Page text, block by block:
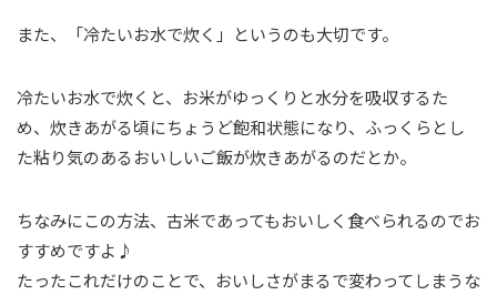
また、「冷たいお水で炊く」というのも大切です。
冷たいお水で炊くと、お米がゆっくりと水分を吸収するた
め、炊きあがる頃にちょうど飽和状態になり、ふっくらとし
た粘り気のあるおいしいご飯が炊きあがるのだとか。
ちなみにこの方法、古米であってもおいしく食べられるのでお
すすめですよ♪
たったこれだけのことで、おいしさがまるで変わってしまうな